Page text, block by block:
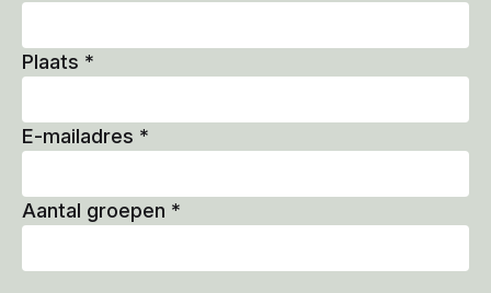
Plaats *
E-mailadres *
Aantal groepen *